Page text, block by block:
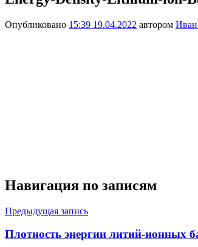
Опубликовано 15:39 19.04.2022 автором Иван
Навигация по записям
Предыдущая запись
Плотность энергии литий-ионных